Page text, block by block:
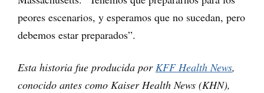
peores escenarios, y esperamos que no sucedan, pero
debemos estar preparados”.
Esta historia fue producida porKFF Health News,
conocido antes como Kaiser Health News (KHN),